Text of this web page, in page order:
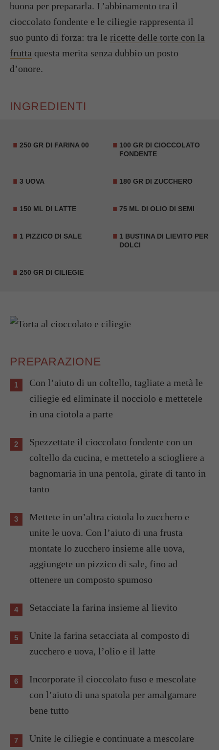
buona per prepararla. L’abbinamento tra il
cioccolato fondente e le ciliegie rappresenta il
suo punto di forza: tra le ricette delle torte con la
frutta questa merita senza dubbio un posto
d’onore.
INGREDIENTI
250 GR DI FARINA 00
100 GR DI CIOCCOLATO
FONDENTE
3 UOVA 180 GR DI ZUCCHERO
150 ML DI LATTE 75 ML DI OLIO DI SEMI
1 PIZZICO DI SALE
1 BUSTINA DI LIEVITO PER
DOLCI
250 GR DI CILIEGIE
PREPARAZIONE
Con l’aiuto di un coltello, tagliate a metà le
ciliegie ed eliminate il nocciolo e mettetele
in una ciotola a parte
Spezzettate il cioccolato fondente con un
coltello da cucina, e mettetelo a sciogliere a
bagnomaria in una pentola, girate di tanto in
tanto
Mettete in un’altra ciotola lo zucchero e
unite le uova. Con l’aiuto di una frusta
montate lo zucchero insieme alle uova,
aggiungete un pizzico di sale, fino ad
ottenere un composto spumoso
Setacciate la farina insieme al lievito
Unite la farina setacciata al composto di
zucchero e uova, l’olio e il latte
Incorporate il cioccolato fuso e mescolate
con l’aiuto di una spatola per amalgamare
bene tutto
Unite le ciliegie e continuate a mescolare